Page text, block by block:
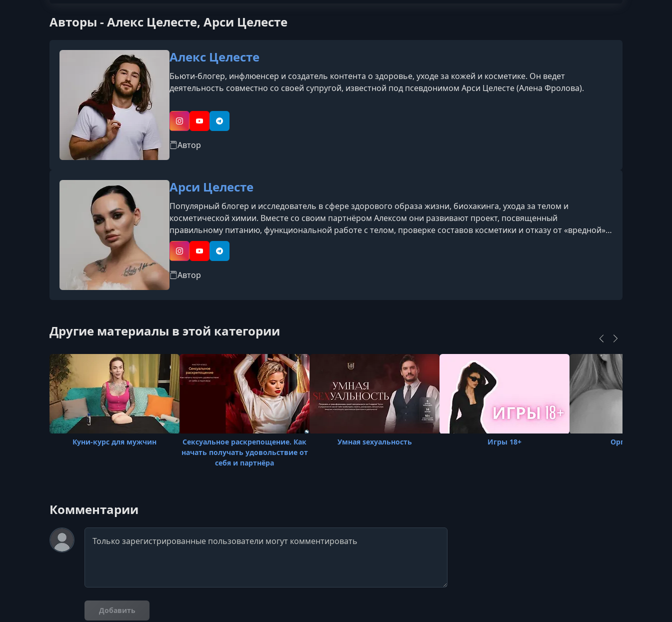
Авторы - Алекс Целесте, Арси Целесте
Алекс Целесте
Бьюти-блогер, инфлюенсер и создатель контента о здоровье, уходе за кожей и косметике. Он ведет
деятельность совместно со своей супругой, известной под псевдонимом Арси Целесте (Алена Фролова).
InstagramYouTubeTelegram
Автор
Арси Целесте
Популярный блогер и исследователь в сфере здорового образа жизни, биохакинга, ухода за телом и
косметической химии. Вместе со своим партнёром Алексом они развивают проект, посвященный
правильному питанию, функциональной работе с телом, проверке составов косметики и отказу от «вредной»
продукции.
InstagramYouTubeTelegram
Автор
Другие материалы в этой категории
Куни-курс для мужчин
Сексуальное раскрепощение. Как
начать получать удовольствие от
себя и партнёра
Умная sexуальность Игры 18+ Оргазм! 3 в 1
Комментарии
Комментарий
Добавить